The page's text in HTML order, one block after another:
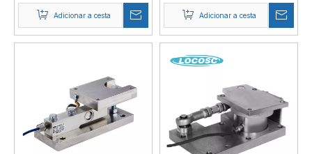
Adicionar a cesta Adicionar a cesta